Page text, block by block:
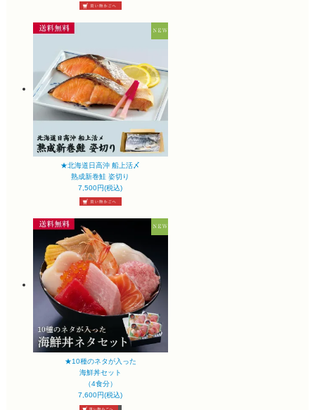
★北海道日高沖 船上活〆
熟成新巻鮭 姿切り
7,500円(税込)
★10種のネタが入った
海鮮丼セット
（4食分）
7,600円(税込)